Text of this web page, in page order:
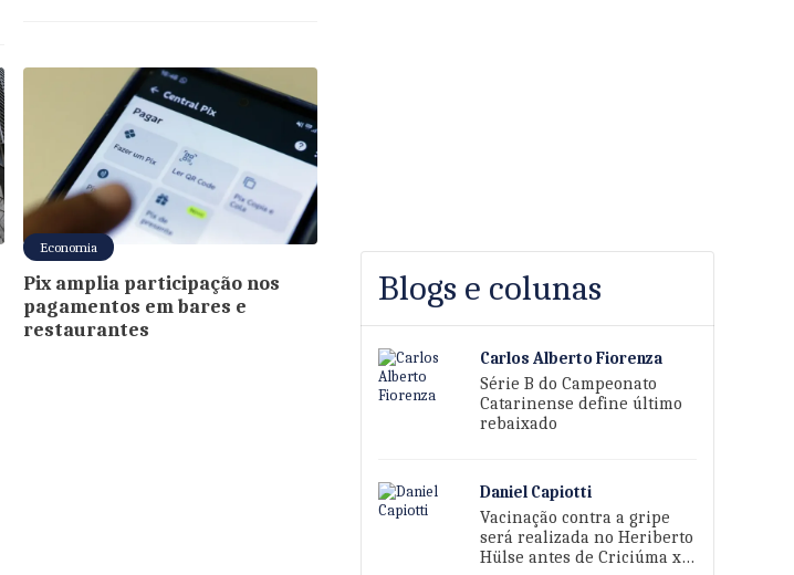
Economia
Pix amplia participação nos
pagamentos em bares e
restaurantes
Blogs e colunas
Carlos Alberto Fiorenza
Série B do Campeonato
Catarinense define último
rebaixado
Daniel Capiotti
Vacinação contra a gripe
será realizada no Heriberto
Hülse antes de Criciúma x